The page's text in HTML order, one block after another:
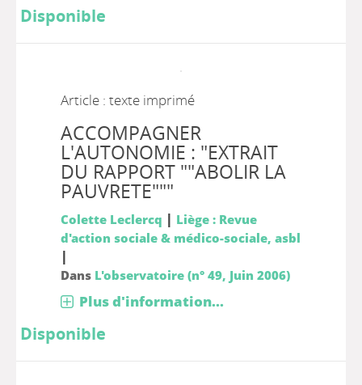
Disponible
Article : texte imprimé
ACCOMPAGNER
L'AUTONOMIE : "EXTRAIT
DU RAPPORT ""ABOLIR LA
PAUVRETE"""
Colette Leclercq | Liège : Revue
d'action sociale & médico-sociale, asbl
|
Dans L'observatoire (n° 49, Juin 2006)
Plus d'information...
Disponible